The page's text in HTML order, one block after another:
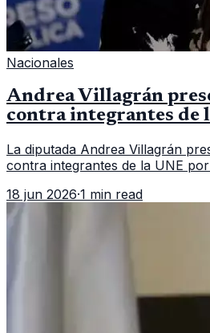
Nacionales
Andrea Villagrán
contra integrantes de
La diputada Andrea Villagrán
contra integrantes de la UNE
18 jun 2026·1 min read